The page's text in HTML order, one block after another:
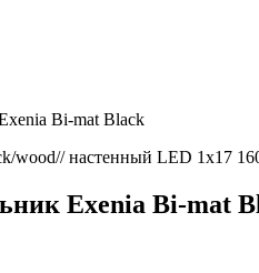
Bi-mat Black
Exenia Bi-mat